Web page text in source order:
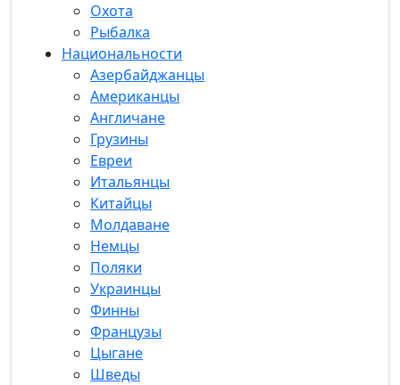
Охота
Рыбалка
Национальности
Азербайджанцы
Американцы
Англичане
Грузины
Евреи
Итальянцы
Китайцы
Молдаване
Немцы
Поляки
Украинцы
Финны
Французы
Цыгане
Шведы